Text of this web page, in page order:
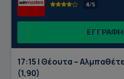
4/5
ΕΓΓΡΑΦΗ
17:15 | Θέουτα –
(1,90)